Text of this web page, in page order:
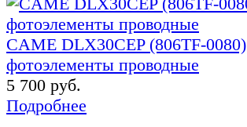
CAME DLX30CEP (806TF-0080)
фотоэлементы проводные
5 700 руб.
Подробнее